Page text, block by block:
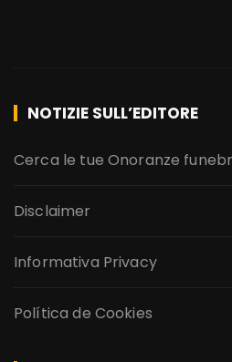
NOTIZIE SULL’EDITORE
Cerca le tue Onoranze
Disclaimer
Informativa Privacy
Política de Cookies